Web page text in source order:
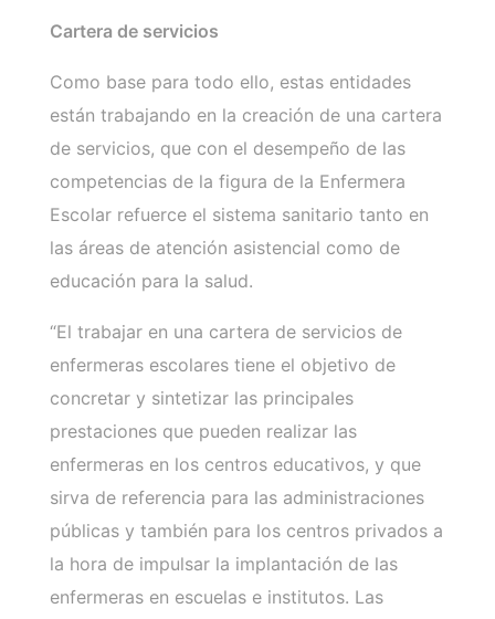
Cartera de servicios
Como base para todo ello, estas entidades
están trabajando en la creación de una cartera
de servicios, que con el desempeño de las
competencias de la figura de la Enfermera
Escolar refuerce el sistema sanitario tanto en
las áreas de atención asistencial como de
educación para la salud.
“El trabajar en una cartera de servicios de
enfermeras escolares tiene el objetivo de
concretar y sintetizar las principales
prestaciones que pueden realizar las
enfermeras en los centros educativos, y que
sirva de referencia para las administraciones
públicas y también para los centros privados a
la hora de impulsar la implantación de las
enfermeras en escuelas e institutos. Las